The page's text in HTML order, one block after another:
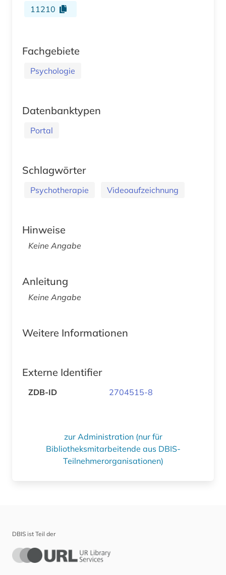
11210
Fachgebiete
Psychologie
Datenbanktypen
Portal
Schlagwörter
Psychotherapie Videoaufzeichnung
Hinweise
Keine Angabe
Anleitung
Keine Angabe
Weitere Informationen
Externe Identifier
ZDB-ID 2704515-8
zur Administration (nur für
Bibliotheksmitarbeitende aus DBIS-
Teilnehmerorganisationen)
DBIS ist Teil der